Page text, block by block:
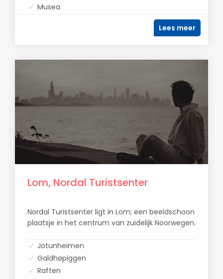
Musea
Lees meer
Lom, Nordal Turistsenter
Nordal Turistsenter ligt in Lom; een beeldschoon
plaatsje in het centrum van zuidelijk Noorwegen.
Jotunheimen
Galdhøpiggen
Raften